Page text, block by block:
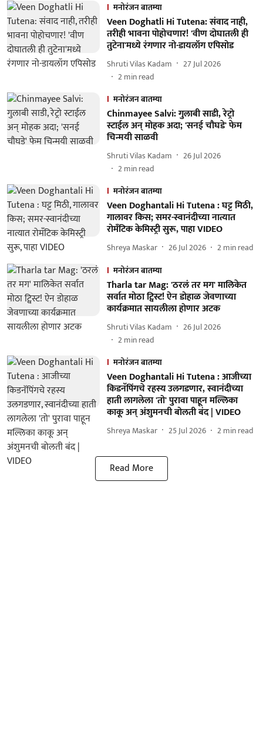
मनोरंजन बातम्या
Veen Doghatli Hi Tutena: संवाद नाही,
तरीही भावना पोहोचणार! 'वीण दोघातली ही
तुटेना'मध्ये रंगणार नो-डायलॉग एपिसोड
Shruti Vilas Kadam
27 Jul 2026
2min read
मनोरंजन बातम्या
Chinmayee Salvi: गुलाबी साडी, रेट्रो
स्टाईल अन् मोहक अदा; 'सनई चौघडे' फेम
चिन्मयी साळवी
Shruti Vilas Kadam
26 Jul 2026
2min read
मनोरंजन बातम्या
Veen Doghantali Hi Tutena : घट्ट मिठी,
गालावर किस; समर-स्वानंदीच्या नात्यात
रोमँटिक केमिस्ट्री सुरू, पाहा VIDEO
Shreya Maskar 26 Jul 2026 2min read
मनोरंजन बातम्या
Tharla tar Mag: 'ठरलं तर मग' मालिकेत
सर्वात मोठा ट्विस्ट! ऐन डोहाळ जेवणाच्या
कार्यक्रमात सायलीला होणार अटक
Shruti Vilas Kadam
26 Jul 2026
2min read
मनोरंजन बातम्या
Veen Doghantali Hi Tutena : आजीच्या
किडनॅपिंगचे रहस्य उलगडणार, स्वानंदीच्या
हाती लागलेला 'तो' पुरावा पाहून मल्लिका
काकू अन् अंशुमनची बोलती बंद | VIDEO
Shreya Maskar 25 Jul 2026 2min read
Read More